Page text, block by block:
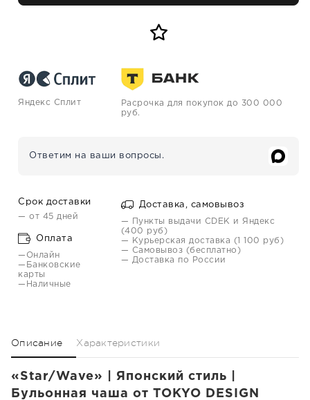
Яндекс Сплит
Расрочка для покупок до 300 000
руб.
Ответим на ваши вопросы.
Срок доставки
— от 45 дней
Оплата
—Онлайн
—Банковские
карты
—Наличные
Доставка, самовывоз
— Пункты выдачи CDEK и Яндекс
(400 руб)
— Курьерская доставка (1 100 руб)
— Самовывоз (бесплатно)
— Доставка по России
Описание Характеристики
«Star/Wave» | Японский стиль |
Бульонная чаша от TOKYO DESIGN